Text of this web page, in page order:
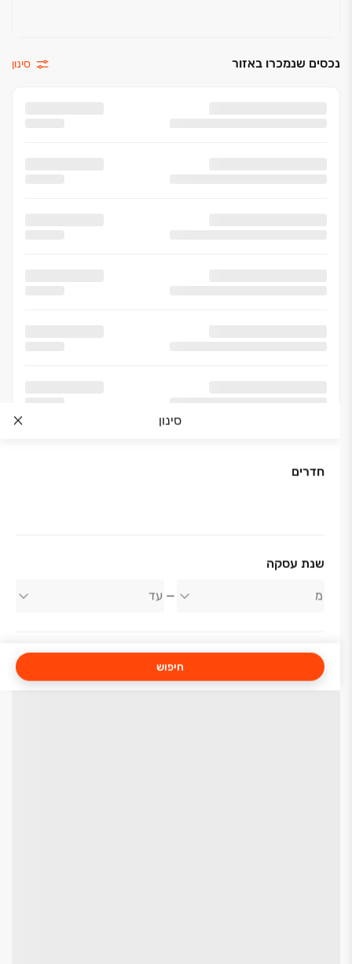
נכסים שנמכרו באזור סינון
סינון
חדרים
שנת עסקה
חיפוש